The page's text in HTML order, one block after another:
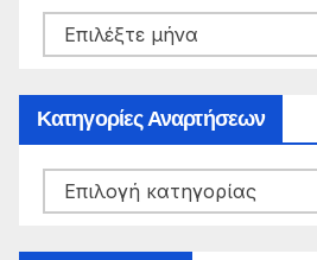
Ιστορικό
Αναρτήσεων
Κατηγορίες Αναρτήσεων
Κατηγορίες
Αναρτήσεων